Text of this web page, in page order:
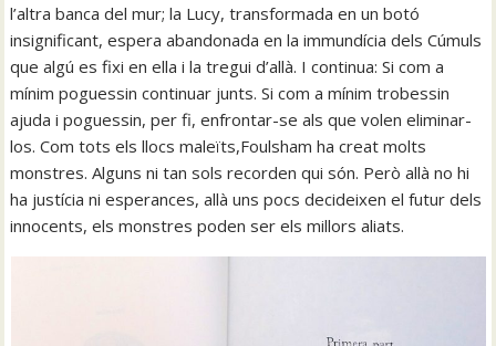
l’altra banca del mur; la Lucy, transformada en un botó
insignificant, espera abandonada en la immundícia dels Cúmuls
que algú es fixi en ella i la tregui d’allà. I continua: Si com a
mínim poguessin continuar junts. Si com a mínim trobessin
ajuda i poguessin, per fi, enfrontar-se als que volen eliminar-
los. Com tots els llocs maleïts,Foulsham ha creat molts
monstres. Alguns ni tan sols recorden qui són. Però allà no hi
ha justícia ni esperances, allà uns pocs decideixen el futur dels
innocents, els monstres poden ser els millors aliats.